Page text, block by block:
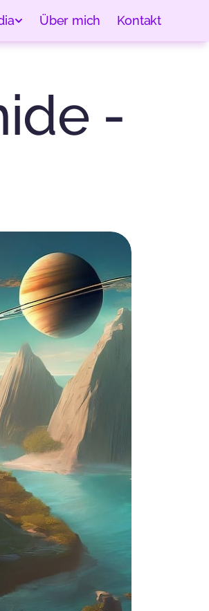
Über mich Kontakt
-